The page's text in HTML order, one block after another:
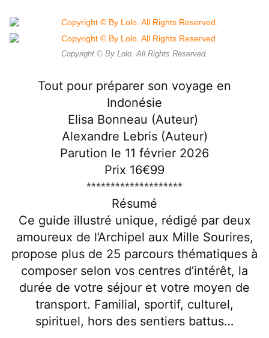
Copyright © By Lolo. All Rights Reserved.
Tout pour préparer son voyage en
Indonésie
Elisa Bonneau (Auteur)
Alexandre Lebris (Auteur)
Parution le 11 février 2026
Prix 16€99
********************
Résumé
Ce guide illustré unique, rédigé par deux
amoureux de l’Archipel aux Mille Sourires,
propose plus de 25 parcours thématiques à
composer selon vos centres d’intérêt, la
durée de votre séjour et votre moyen de
transport. Familial, sportif, culturel,
spirituel, hors des sentiers battus…